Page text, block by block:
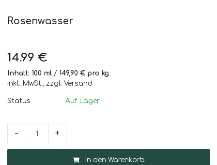
Registrieren
Rosenwasser
14.99 €
Inhalt: 100 ml / 149,90 € pro kg
inkl. MwSt., zzgl. Versand
Status Auf Lager
- +
In den Warenkorb